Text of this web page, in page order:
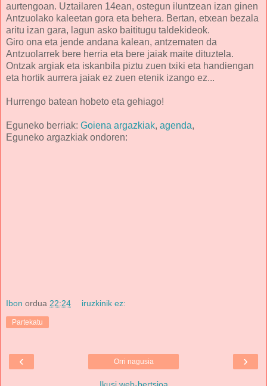
aurtengoan. Uztailaren 14ean, ostegun iluntzean izan ginen
Antzuolako kaleetan gora eta behera. Bertan, etxean bezala
aritu izan gara, lagun asko baititugu taldekideok.
Giro ona eta jende andana kalean, antzematen da
Antzuolarrek bere herria eta bere jaiak maite dituztela.
Ontzak argiak eta iskanbila piztu zuen txiki eta handiengan
eta hortik aurrera jaiak ez zuen etenik izango ez...
Hurrengo batean hobeto eta gehiago!
Eguneko berriak: Goiena argazkiak, agenda,
Eguneko argazkiak ondoren:
Ibon ordua 22:24 iruzkinik ez:
Partekatu
‹ ›
Orri nagusia
Ikusi web-bertsioa